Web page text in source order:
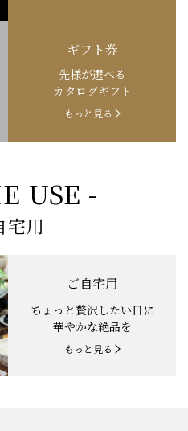
ギフト券
先様が選べる
カタログギフト
もっと見る
USE -
宅用
ご自宅用
ちょっと贅沢したい日に
華やかな絶品を
もっと見る